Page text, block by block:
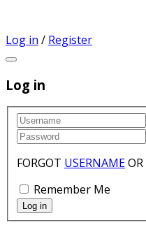
Log in / Register
Log in
FORGOT USERNAMEOR
Remember Me